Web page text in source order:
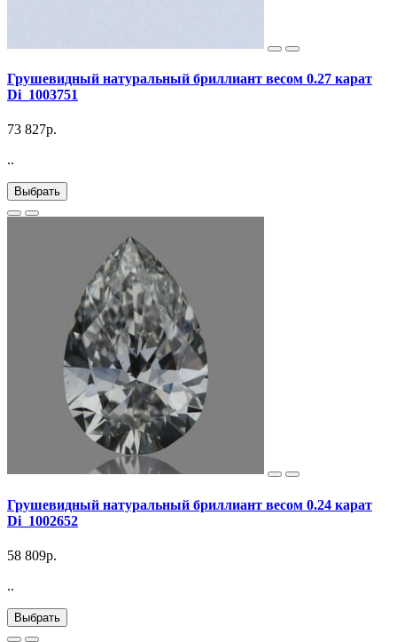
Грушевидный натуральный бриллиант весом 0.27 карат
Di_1003751
73 827р.
..
Выбрать
Грушевидный натуральный бриллиант весом 0.24 карат
Di_1002652
58 809р.
..
Выбрать